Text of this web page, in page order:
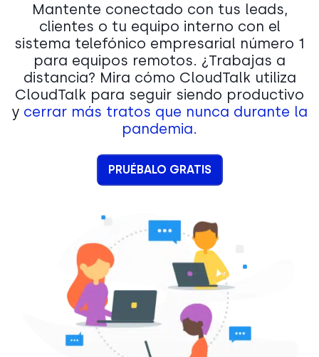
Mantente conectado con tus leads,
clientes o tu equipo interno con el
sistema telefónico empresarial número 1
para equipos remotos. ¿Trabajas a
distancia? Mira cómo CloudTalk utiliza
CloudTalk para seguir siendo productivo
y cerrar más tratos que nunca durante la
pandemia.
PRUÉBALO GRATIS